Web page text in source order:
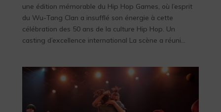
une édition mémorable du Hip Hop Games, où l’esprit
du Wu-Tang Clan a insufflé son énergie à cette
célébration des 50 ans de la culture Hip Hop. Un
casting d’excellence international La scène a réuni...